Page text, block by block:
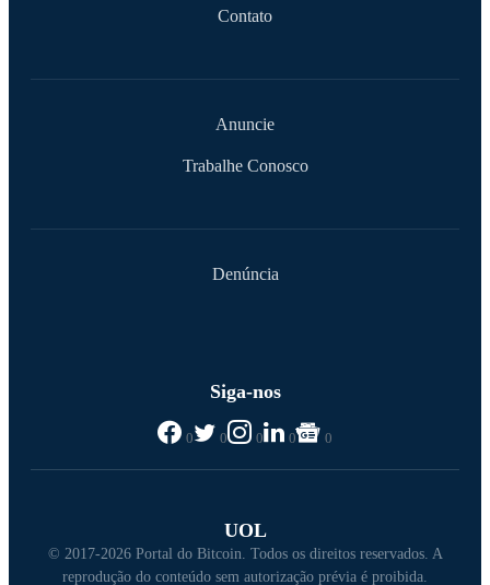
Contato
Anuncie
Trabalhe Conosco
Denúncia
Siga-nos
0 0 0 0 0
UOL
© 2017-2026 Portal do Bitcoin. Todos os direitos reservados. A
reprodução do conteúdo sem autorização prévia é proibida.